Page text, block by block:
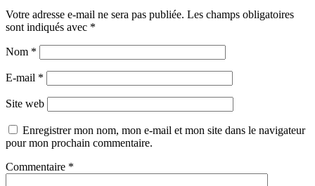
Votre adresse e-mail ne sera pas publiée. Les champs obligatoires
sont indiqués avec *
Nom *
E-mail *
Site web
Enregistrer mon nom, mon e-mail et mon site dans le navigateur
pour mon prochain commentaire.
Commentaire *